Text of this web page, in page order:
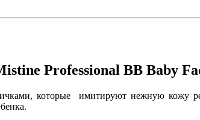
Professional BB Baby
которые имитируют нежную кожу